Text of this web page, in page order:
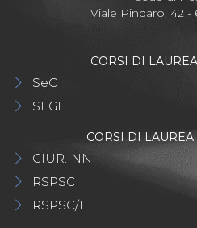
Viale Pindaro, 42 -
CORSI DI
SeC
SEGI
CORSI DI
GIUR.INN
RSPSC
RSPSC/I